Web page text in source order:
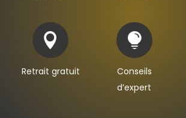

Retrait gratuit

Conseils
d’expert